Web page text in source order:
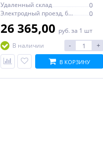
Удаленный склад 0
Электродный проезд, 6с1 0
26 365,00 руб. за 1 шт
В наличии
- +
В КОРЗИНУ